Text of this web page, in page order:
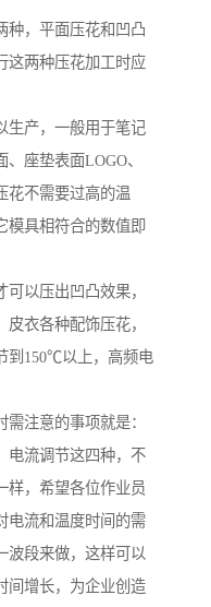
种，平面压花和凹凸
这两种压花加工时应
生产，一般用于笔记
座垫表面LOGO、
花不需要过高的温
模具相符合的数值即
以压出凹凸效果，
衣各种配饰压花，
到150℃以上，高频电
注意的事项就是：
电流调节这四种，不
样，希望各位作业员
电流和温度时间的需
波段来做，这样可以
间增长，为企业创造